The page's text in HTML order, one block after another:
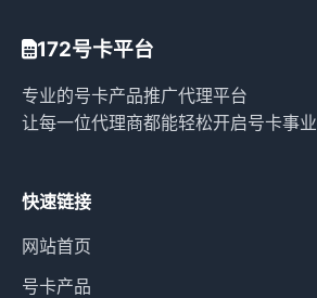
172号卡平台
专业的号卡产品推广代理平台
让每一位代理商都能轻松开启号卡事业
快速链接
网站首页
号卡产品